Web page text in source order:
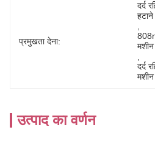
प्रमुखता देना:
दर्द
हटाने
मशीन
दर्द
मशीन
उत्पाद का वर्णन